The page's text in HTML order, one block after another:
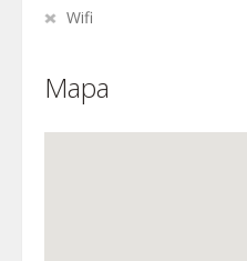
Wifi
Mapa